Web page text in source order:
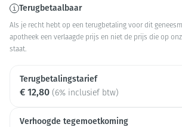
Terugbetaalbaar
Als je recht hebt op een terugbetaling voor dit
apotheek een verlaagde prijs en niet de prijs die op
staat.
Terugbetalingstarief
€ 12,80 (6% inclusief btw)
Verhoogde tegemoetkoming